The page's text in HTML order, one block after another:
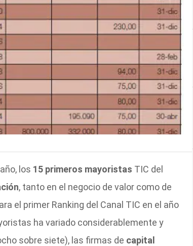
los 15 primeros mayoristas TIC del
, tanto en el negocio de valor como de
el primer Ranking del Canal TIC en el año
ha variado considerablemente y
sobre siete), las firmas de capital